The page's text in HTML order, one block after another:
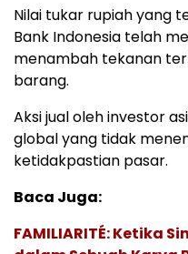
Nilai tukar rupiah yang
Bank Indonesia telah
menambah tekanan
barang.
Aksi jual oleh investor
global yang tidak
ketidakpastian pasar.
Baca Juga:
FAMILIARITÉ: Ketika